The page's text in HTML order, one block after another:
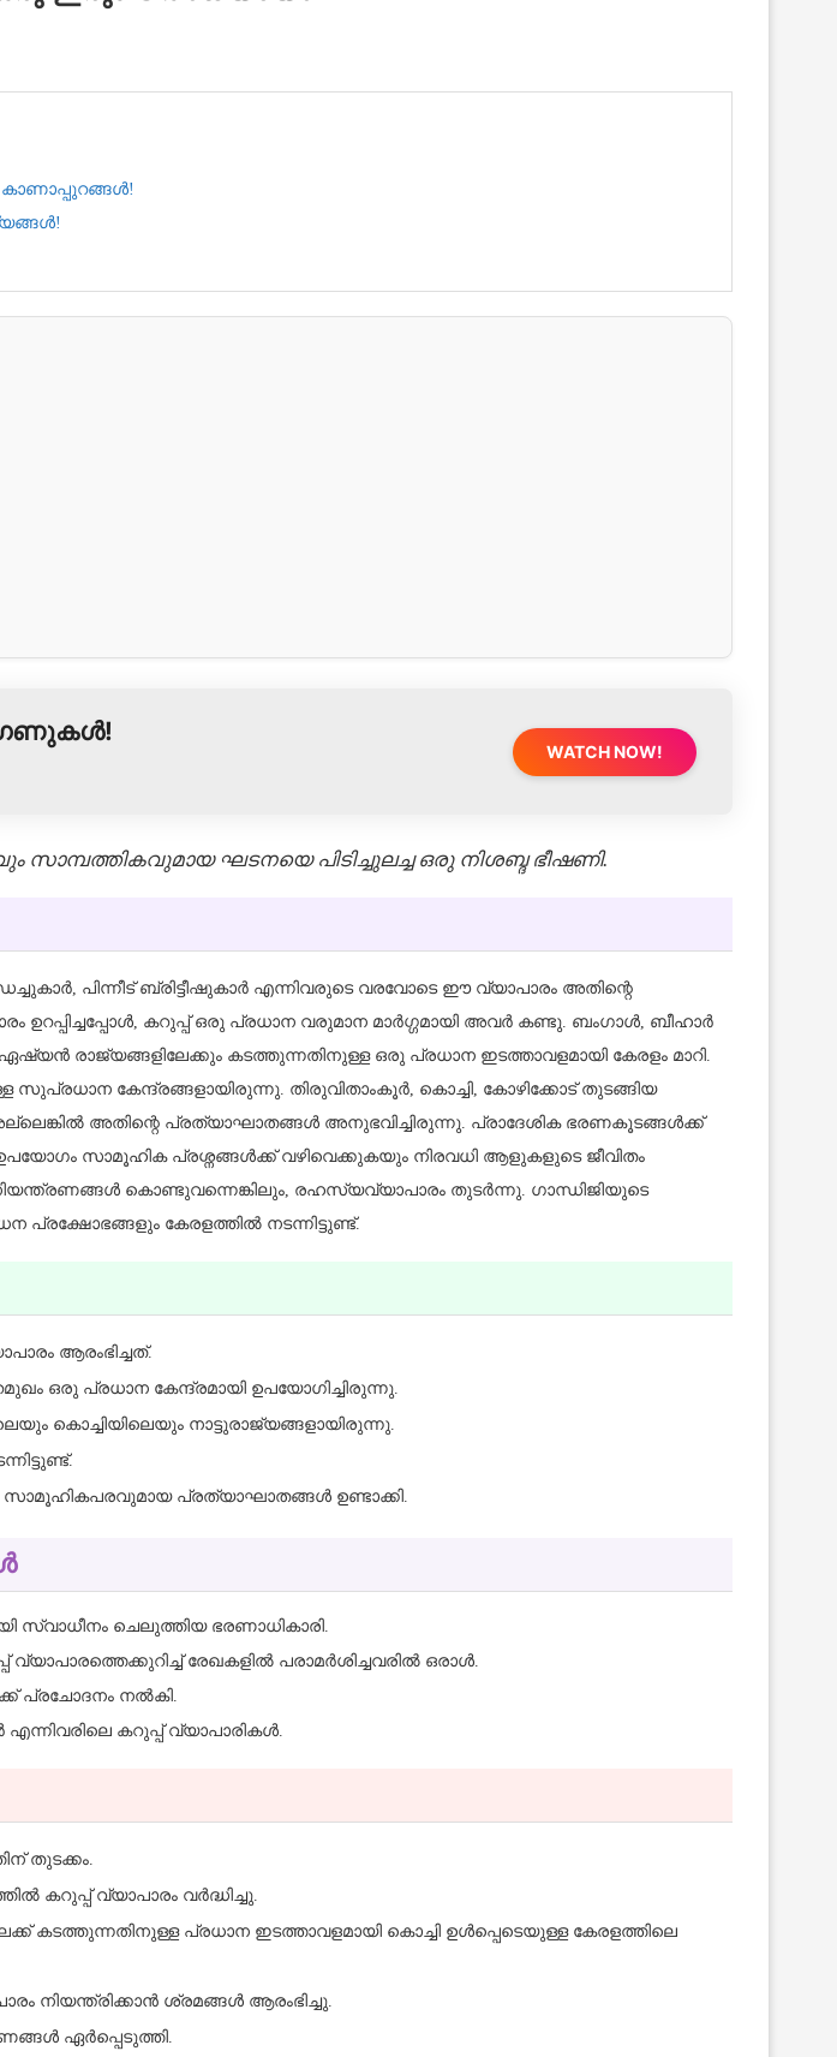
കാണാപ്പുറങ്ങൾ!
WATCH NOW!
ഘടനയെ പിടിച്ചുലച്ച ഒരു നിശബ്ദ ഭീഷണി.
പിന്നീട് ബ്രിട്ടീഷുകാർ എന്നിവരുടെ വരവോടെ ഈ വ്യാപാരം അതിന്റെ
ഉറപ്പിച്ചപ്പോൾ, കറുപ്പ് ഒരു പ്രധാന വരുമാന മാർഗ്ഗമായി അവർ കണ്ടു. ബംഗാൾ, ബീഹാർ
രാജ്യങ്ങളിലേക്കും കടത്തുന്നതിനുള്ള ഒരു പ്രധാന ഇടത്താവളമായി കേരളം മാറി.
കേന്ദ്രങ്ങളായിരുന്നു. തിരുവിതാംകൂർ, കൊച്ചി, കോഴിക്കോട് തുടങ്ങിയ
അതിന്റെ പ്രത്യാഘാതങ്ങൾ അനുഭവിച്ചിരുന്നു. പ്രാദേശിക ഭരണകൂടങ്ങൾക്ക്
ഉപയോഗം സാമൂഹിക പ്രശ്നങ്ങൾക്ക് വഴിവെക്കുകയും നിരവധി ആളുകളുടെ ജീവിതം
നിയന്ത്രണങ്ങൾ കൊണ്ടുവന്നെങ്കിലും, രഹസ്യവ്യാപാരം തുടർന്നു. ഗാന്ധിജിയുടെ
പ്രക്ഷോഭങ്ങളും കേരളത്തിൽ നടന്നിട്ടുണ്ട്.
ആരംഭിച്ചത്.
ഒരു പ്രധാന കേന്ദ്രമായി ഉപയോഗിച്ചിരുന്നു.
കൊച്ചിയിലെയും നാട്ടുരാജ്യങ്ങളായിരുന്നു.
പ്രത്യാഘാതങ്ങൾ ഉണ്ടാക്കി.
സ്വാധീനം ചെലുത്തിയ ഭരണാധികാരി.
വ്യാപാരത്തെക്കുറിച്ച് രേഖകളിൽ പരാമർശിച്ചവരിൽ ഒരാൾ.
പ്രചോദനം നൽകി.
കറുപ്പ് വ്യാപാരികൾ.
തുടക്കം.
കറുപ്പ് വ്യാപാരം വർദ്ധിച്ചു.
കടത്തുന്നതിനുള്ള പ്രധാന ഇടത്താവളമായി കൊച്ചി ഉൾപ്പെടെയുള്ള കേരളത്തിലെ
നിയന്ത്രിക്കാൻ ശ്രമങ്ങൾ ആരംഭിച്ചു.
ഏർപ്പെടുത്തി.